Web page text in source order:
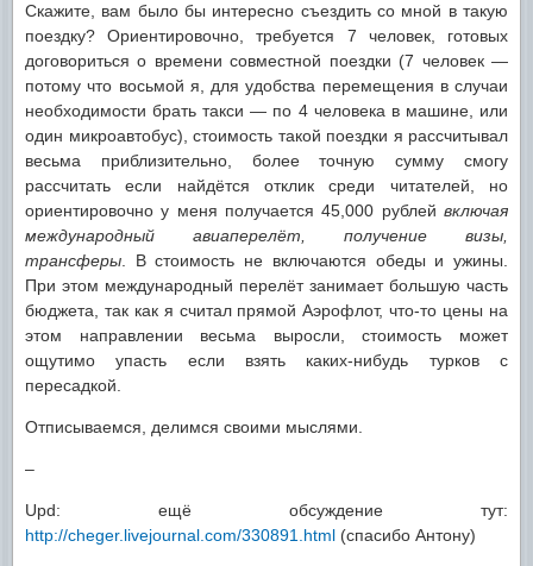
Скажите, вам было бы интересно съездить со мной в такую
поездку? Ориентировочно, требуется 7 человек, готовых
договориться о времени совместной поездки (7 человек —
потому что восьмой я, для удобства перемещения в случаи
необходимости брать такси — по 4 человека в машине, или
один микроавтобус), стоимость такой поездки я рассчитывал
весьма приблизительно, более точную сумму смогу
рассчитать если найдётся отклик среди читателей, но
ориентировочно у меня получается 45,000 рублей включая
международный авиаперелёт, получение визы,
трансферы . В стоимость не включаются обеды и ужины.
При этом международный перелёт занимает большую часть
бюджета, так как я считал прямой Аэрофлот, что-то цены на
этом направлении весьма выросли, стоимость может
ощутимо упасть если взять каких-нибудь турков с
пересадкой.
Отписываемся, делимся своими мыслями.
–
Upd: ещё обсуждение тут:
http://cheger.livejournal.com/330891.html (спасибо Антону)